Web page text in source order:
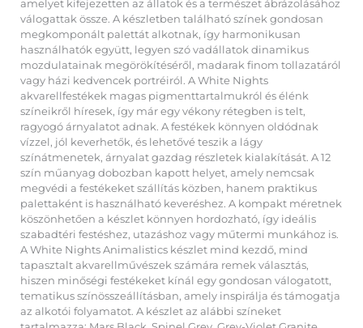
amelyet kifejezetten az állatok és a természet ábrázolásához
válogattak össze. A készletben található színek gondosan
megkomponált palettát alkotnak, így harmonikusan
használhatók együtt, legyen szó vadállatok dinamikus
mozdulatainak megörökítéséről, madarak finom tollazatáról
vagy házi kedvencek portréiról. A White Nights
akvarellfestékek magas pigmenttartalmukról és élénk
színeikről híresek, így már egy vékony rétegben is telt,
ragyogó árnyalatot adnak. A festékek könnyen oldódnak
vízzel, jól keverhetők, és lehetővé teszik a lágy
színátmenetek, árnyalat gazdag részletek kialakítását. A 12
szín műanyag dobozban kapott helyet, amely nemcsak
megvédi a festékeket szállítás közben, hanem praktikus
palettaként is használható keveréshez. A kompakt méretnek
köszönhetően a készlet könnyen hordozható, így ideális
szabadtéri festéshez, utazáshoz vagy műtermi munkához is.
A White Nights Animalistics készlet mind kezdő, mind
tapasztalt akvarellművészek számára remek választás,
hiszen minőségi festékeket kínál egy gondosan válogatott,
tematikus színösszeállításban, amely inspirálja és támogatja
az alkotói folyamatot. A készlet az alábbi színeket